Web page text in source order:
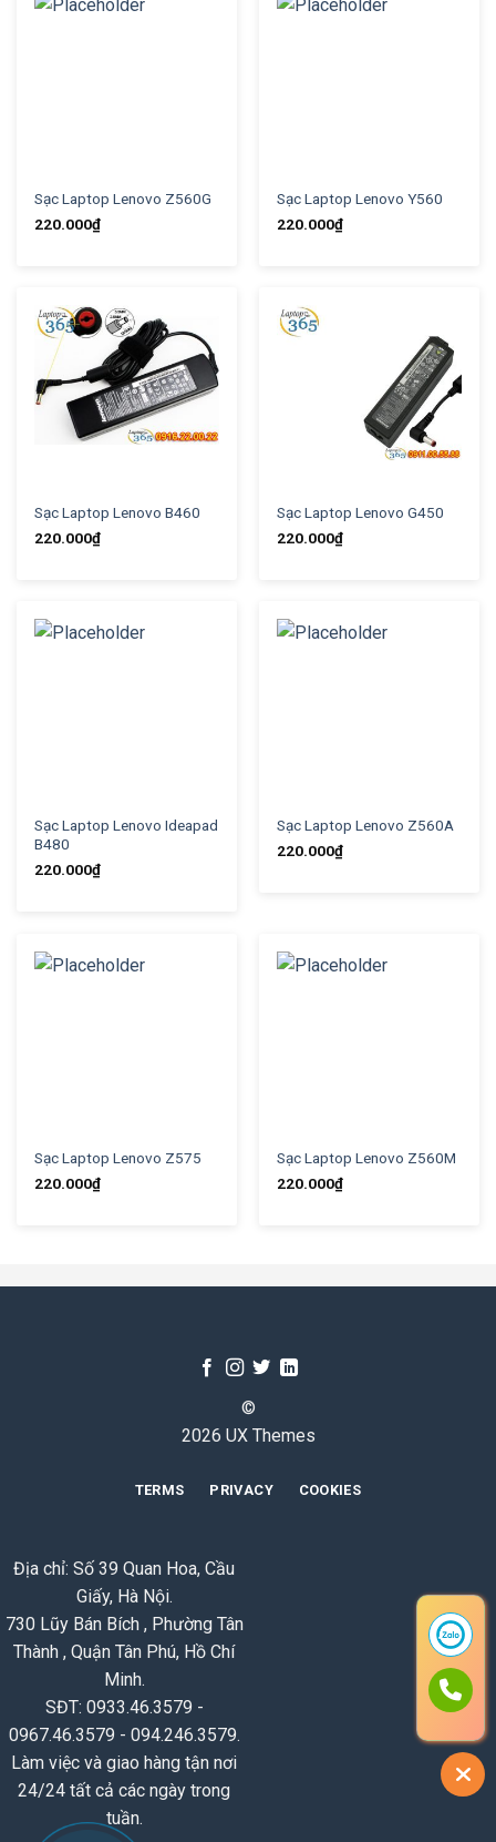
Sạc Laptop Lenovo Z560G
220.000₫
Sạc Laptop Lenovo Y560
220.000₫
Sạc Laptop Lenovo B460
220.000₫
Sạc Laptop Lenovo G450
220.000₫
Sạc Laptop Lenovo Ideapad
B480
220.000₫
Sạc Laptop Lenovo Z560A
220.000₫
Sạc Laptop Lenovo Z575
220.000₫
Sạc Laptop Lenovo Z560M
220.000₫
©
2026 UX Themes
TERMS PRIVACY COOKIES
Địa chỉ: Số 39 Quan Hoa, Cầu
Giấy, Hà Nội.
730 Lũy Bán Bích , Phường Tân
Thành , Quận Tân Phú, Hồ Chí
Minh.
SĐT: 0933.46.3579 -
0967.46.3579 - 094.246.3579.
Làm việc và giao hàng tận nơi
24/24 tất cả các ngày trong
tuần.